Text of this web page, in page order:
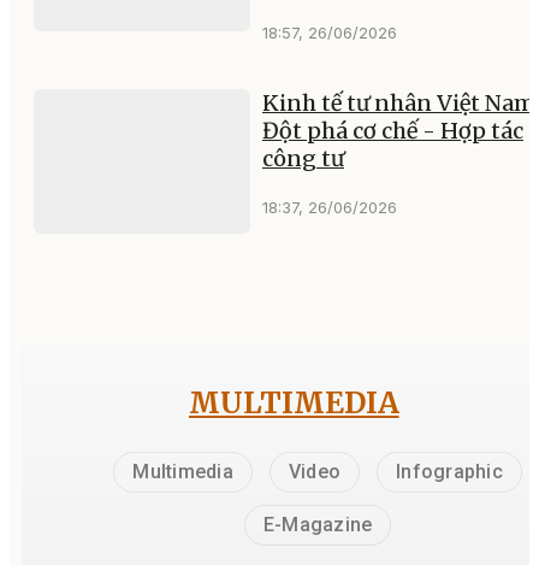
18:57, 26/06/2026
Kinh tế tư nhân Việt Nam:
Đột phá cơ chế - Hợp tác
công tư
18:37, 26/06/2026
MULTIMEDIA
Multimedia Video Infographic
E-Magazine